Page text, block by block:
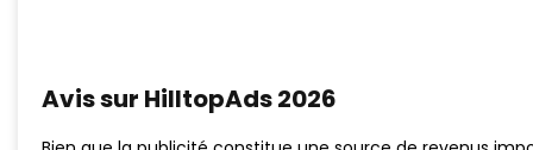
Avis sur HilltopAds 2026